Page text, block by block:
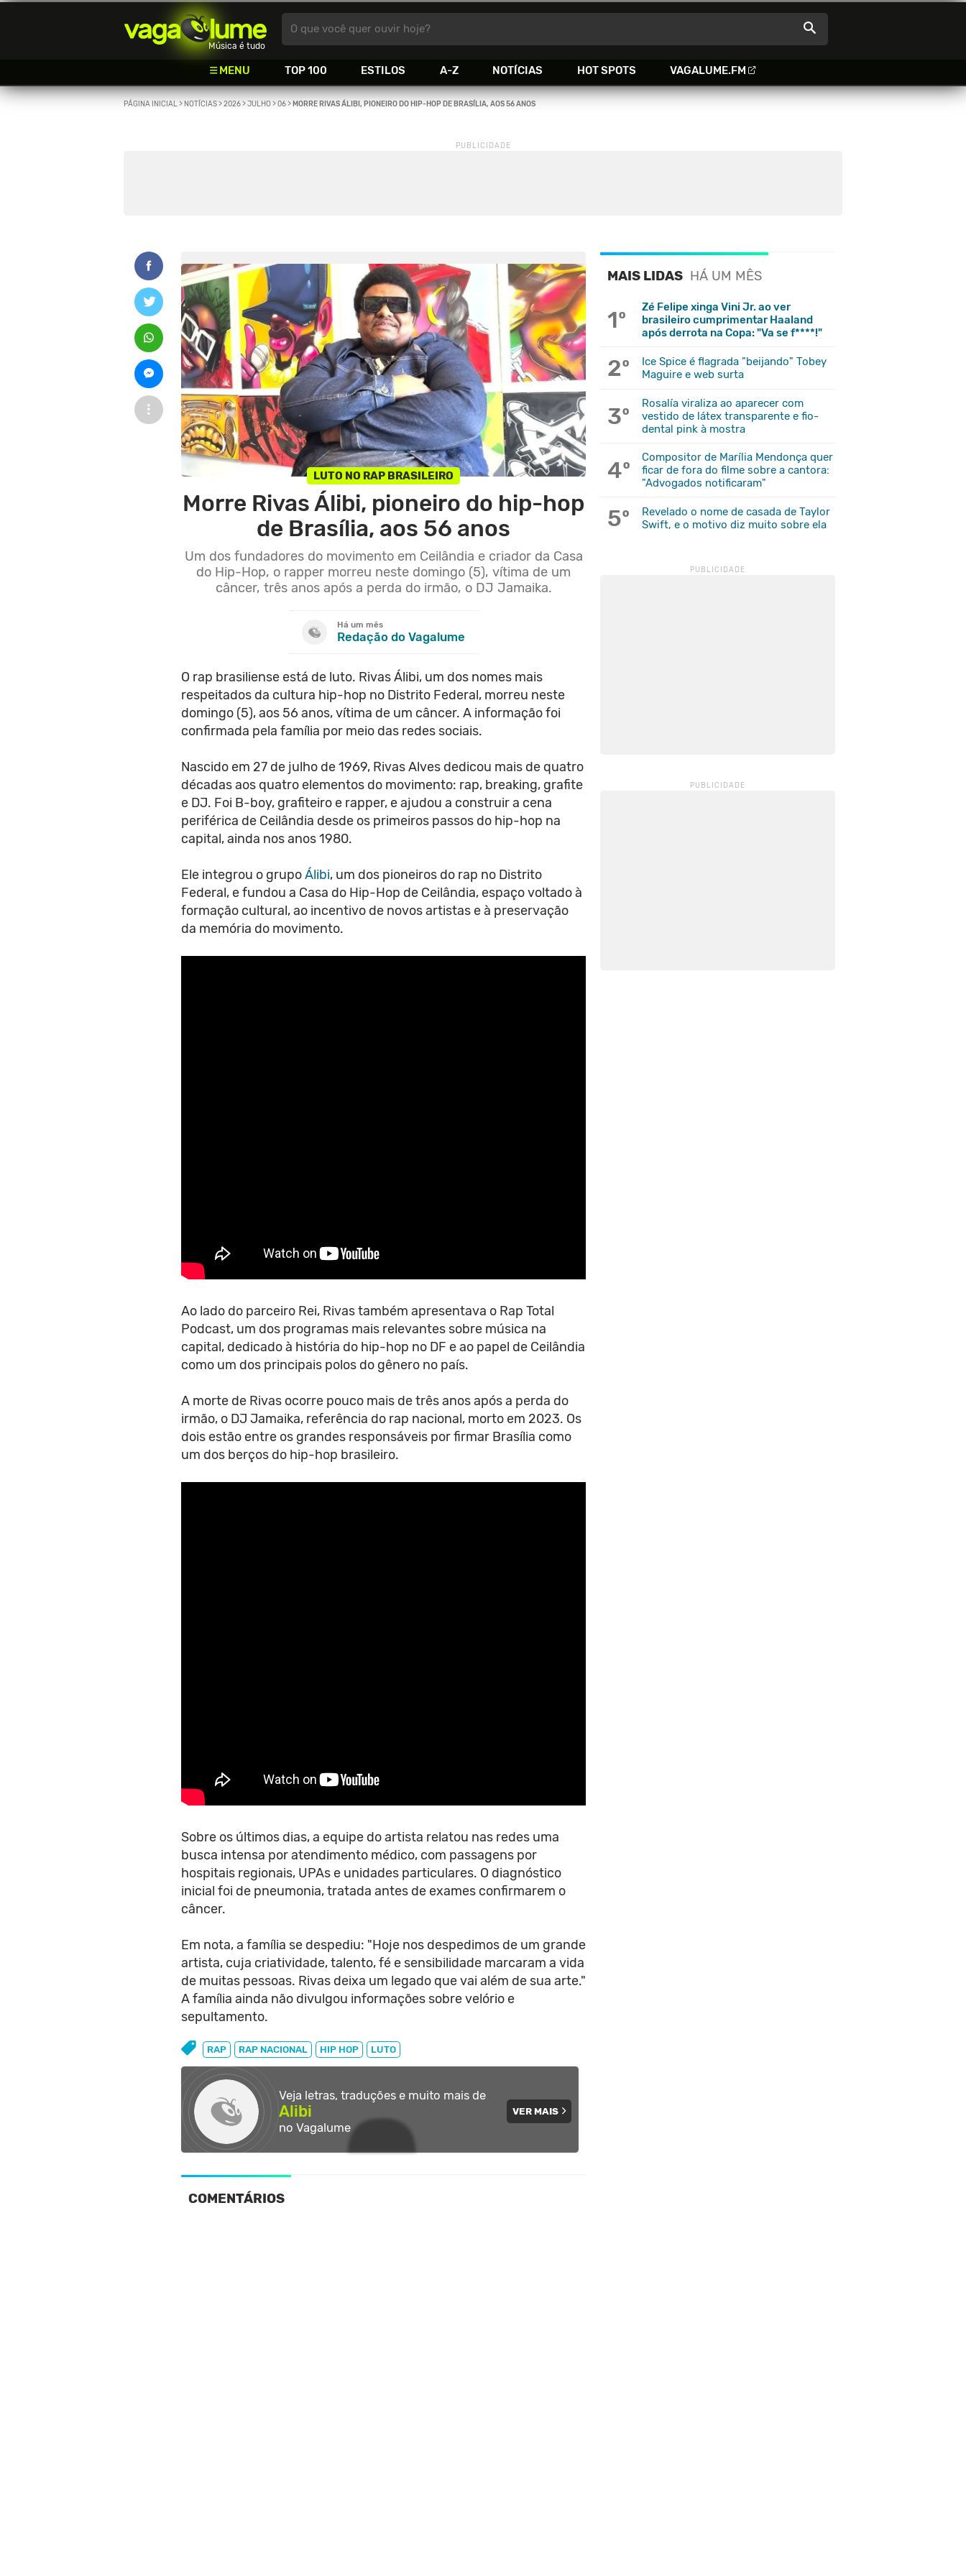
Vagalume
Música é tudo
MENU TOP 100 ESTILOS A-Z NOTÍCIAS HOT SPOTS VAGALUME.FM
O que você quer ouvir hoje?
PÁGINA INICIAL> NOTÍCIAS>2026>JULHO>06> MORRE RIVAS ÁLIBI, PIONEIRO DO HIP-HOP DE BRASÍLIA, AOS 56 ANOS
LUTO NO RAP BRASILEIRO
Morre Rivas Álibi, pioneiro do hip-hop
de Brasília, aos 56 anos
Um dos fundadores do movimento em Ceilândia e criador da Casa
do Hip-Hop, o rapper morreu neste domingo (5), vítima de um
câncer, três anos após a perda do irmão, o DJ Jamaika.
Há um mês
Redação do Vagalume
O rap brasiliense está de luto. Rivas Álibi, um dos nomes mais
respeitados da cultura hip-hop no Distrito Federal, morreu neste
domingo (5), aos 56 anos, vítima de um câncer. A informação foi
confirmada pela família por meio das redes sociais.
Nascido em 27 de julho de 1969, Rivas Alves dedicou mais de quatro
décadas aos quatro elementos do movimento: rap, breaking, grafite
e DJ. Foi B-boy, grafiteiro e rapper, e ajudou a construir a cena
periférica de Ceilândia desde os primeiros passos do hip-hop na
capital, ainda nos anos 1980.
Ele integrou o grupoÁlibi, um dos pioneiros do rap no Distrito
Federal, e fundou a Casa do Hip-Hop de Ceilândia, espaço voltado à
formação cultural, ao incentivo de novos artistas e à preservação
da memória do movimento.
Ao lado do parceiro Rei, Rivas também apresentava o Rap Total
Podcast, um dos programas mais relevantes sobre música na
capital, dedicado à história do hip-hop no DF e ao papel de Ceilândia
como um dos principais polos do gênero no país.
A morte de Rivas ocorre pouco mais de três anos após a perda do
irmão, o DJ Jamaika, referência do rap nacional, morto em 2023. Os
dois estão entre os grandes responsáveis por firmar Brasília como
um dos berços do hip-hop brasileiro.
Sobre os últimos dias, a equipe do artista relatou nas redes uma
busca intensa por atendimento médico, com passagens por
hospitais regionais, UPAs e unidades particulares. O diagnóstico
inicial foi de pneumonia, tratada antes de exames confirmarem o
câncer.
Em nota, a família se despediu: "Hoje nos despedimos de um grande
artista, cuja criatividade, talento, fé e sensibilidade marcaram a vida
de muitas pessoas. Rivas deixa um legado que vai além de sua arte."
A família ainda não divulgou informações sobre velório e
sepultamento.
RAP RAP NACIONAL HIP HOP LUTO
Veja letras, traduções e muito mais de
Alibi
no Vagalume
VER MAIS
COMENTÁRIOS
MAIS LIDAS HÁ UM MÊS
1º
Zé Felipe xinga Vini Jr. ao ver
brasileiro cumprimentar Haaland
após derrota na Copa: "Va se f****!"
2º
Ice Spice é flagrada "beijando" Tobey
Maguire e web surta
3º
Rosalía viraliza ao aparecer com
vestido de látex transparente e fio-
dental pink à mostra
4º
Compositor de Marília Mendonça quer
ficar de fora do filme sobre a cantora:
"Advogados notificaram"
5º
Revelado o nome de casada de Taylor
Swift, e o motivo diz muito sobre ela